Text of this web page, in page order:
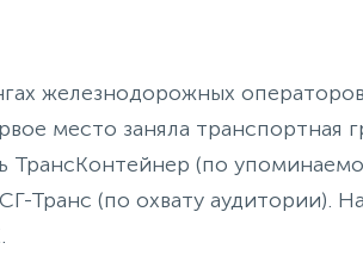
железнодорожных
место заняла транспортная
ТрансКонтейнер (по
Транс (по охвату аудитории).